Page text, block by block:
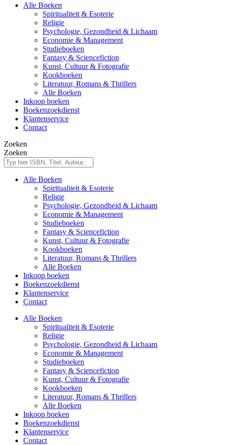
Alle Boeken
Spiritualiteit & Esoterie
Religie
Psychologie, Gezondheid & Lichaam
Economie & Management
Studieboeken
Fantasy & Sciencefiction
Kunst, Cultuur & Fotografie
Kookboeken
Literatuur, Romans & Thrillers
Alle Boeken
Inkoop boeken
Boekenzoekdienst
Klantenservice
Contact
Zoeken
Zoeken
Alle Boeken
Spiritualiteit & Esoterie
Religie
Psychologie, Gezondheid & Lichaam
Economie & Management
Studieboeken
Fantasy & Sciencefiction
Kunst, Cultuur & Fotografie
Kookboeken
Literatuur, Romans & Thrillers
Alle Boeken
Inkoop boeken
Boekenzoekdienst
Klantenservice
Contact
Alle Boeken
Spiritualiteit & Esoterie
Religie
Psychologie, Gezondheid & Lichaam
Economie & Management
Studieboeken
Fantasy & Sciencefiction
Kunst, Cultuur & Fotografie
Kookboeken
Literatuur, Romans & Thrillers
Alle Boeken
Inkoop boeken
Boekenzoekdienst
Klantenservice
Contact